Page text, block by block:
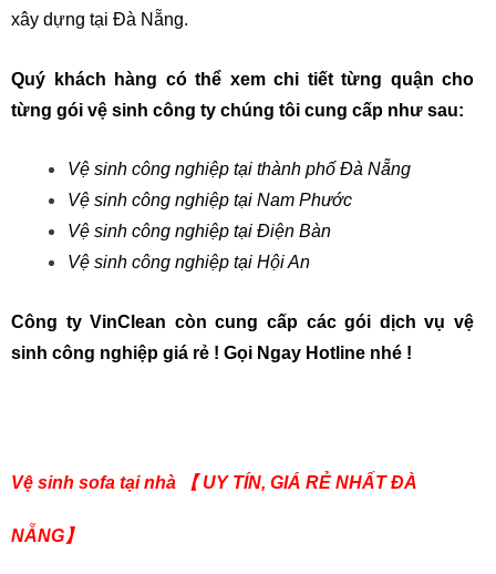
xây dựng tại Đà Nẵng.
Quý khách hàng có thể xem chi tiết từng quận cho
từng gói vệ sinh công ty chúng tôi cung cấp như sau:
Vệ sinh công nghiệp tại thành phố Đà Nẵng
Vệ sinh công nghiệp tại Nam Phước
Vệ sinh công nghiệp tại Điện Bàn
Vệ sinh công nghiệp tại Hội An
Công ty VinClean còn cung cấp các gói dịch vụ vệ
sinh công nghiệp giá rẻ ! Gọi Ngay Hotline nhé !
Vệ sinh sofa tại nhà 【 UY TÍN, GIÁ RẺ NHẤT ĐÀ
NẴNG】